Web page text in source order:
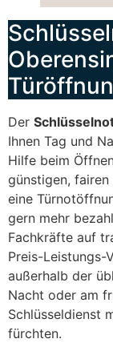
Der
Ihnen Tag und
Hilfe beim
günstigen, fairen
eine
gern mehr
Fachkräfte auf
Preis-Leistungs-
außerhalb der
Nacht oder am
Schlüsseldienst
fürchten.